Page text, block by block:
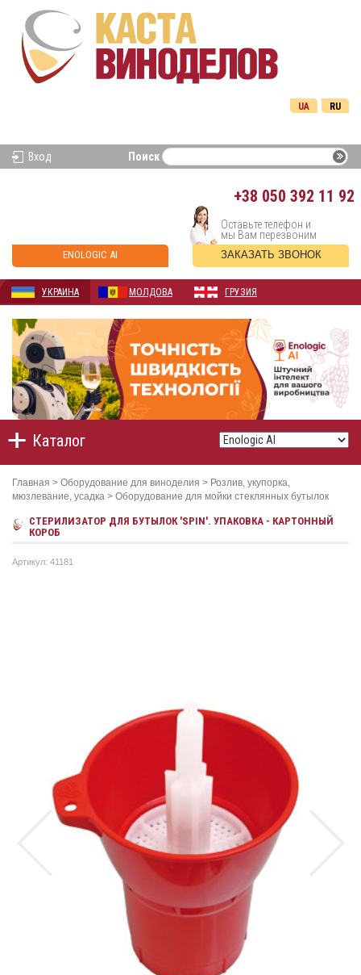
RU
UA
Вход Поиск
+38 050 392 11 92
ENOLOGIC AI
Оставьте телефон и
мы Вам перезвоним
ЗАКАЗАТЬ ЗВОНОК
УКРАИНА МОЛДОВА ГРУЗИЯ
Каталог
Главная > Оборудование для виноделия > Розлив, укупорка,
мюзлевание, усадка > Оборудование для мойки стеклянных бутылок
СТЕРИЛИЗАТОР ДЛЯ БУТЫЛОК 'SPIN'. УПАКОВКА - КАРТОННЫЙ
КОРОБ
Артикул: 41181